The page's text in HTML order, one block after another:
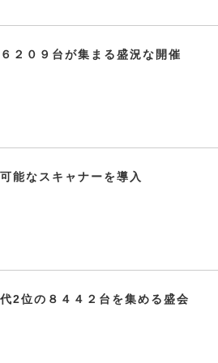
２０９台が集まる盛況な開催
能なスキャナーを導入
2位の８４４２台を集める盛会